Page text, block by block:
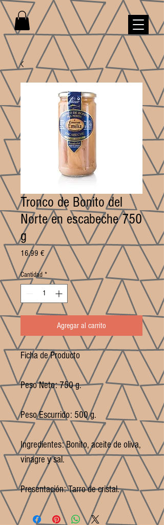
Tronco de Bonito del
Norte en escabeche 750
g
16,99 €Precio
Cantidad *
Agregar al carrito
Ficha de Producto
Peso Neto: 750 g.
Peso Escurrido: 500 g.
Ingredientes: Bonito, aceite de oliva,
vinagre y sal.
Presentación: Tarro de cristal.